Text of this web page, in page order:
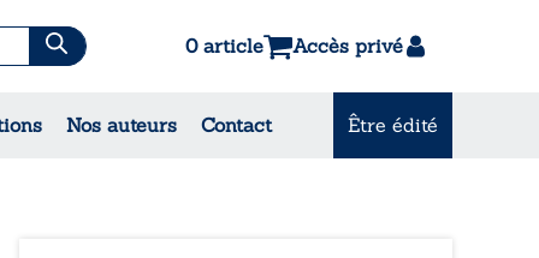
0 article Accès privé
Nos auteurs Contact Être édité
& Contes